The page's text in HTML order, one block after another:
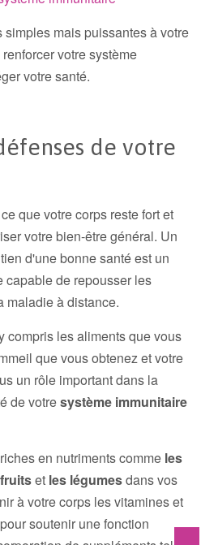
mais puissantes à votre
votre système
votre santé.
de votre
que votre corps reste fort et
votre bien-être général. Un
d'une bonne santé est un
capable de repousser les
maladie à distance.
compris les aliments que vous
que vous obtenez et votre
un rôle important dans la
de votresystème immunitaire
en nutriments comme les
et les légumesdans vos
à votre corps les vitamines et
soutenir une fonction